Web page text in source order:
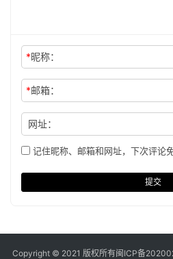
*昵称：
*邮箱：
网址：
记住昵称、邮箱和网址，下次评论
提交
Copyright © 2021 版权所有闽ICP备